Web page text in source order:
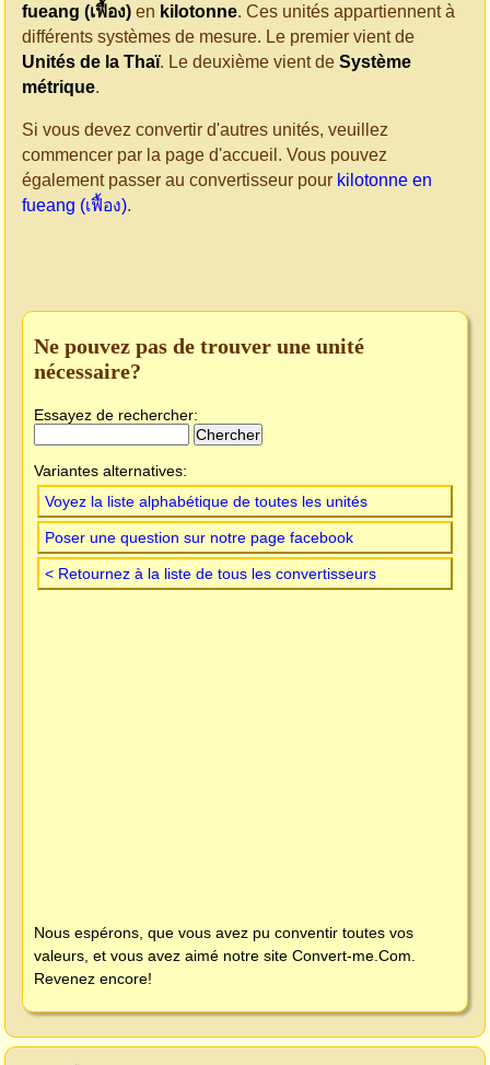
fueang (เฟื้อง) en kilotonne. Ces unités appartiennent à
différents systèmes de mesure. Le premier vient de
Unités de la Thaï. Le deuxième vient de Système
métrique.
Si vous devez convertir d'autres unités, veuillez
commencer par la page d'accueil. Vous pouvez
également passer au convertisseur pour kilotonne en
fueang (เฟื้อง).
Ne pouvez pas de trouver une unité
nécessaire?
Essayez de rechercher:
Variantes alternatives:
Voyez la liste alphabétique de toutes les unités
Poser une question sur notre page facebook
< Retournez à la liste de tous les convertisseurs
Nous espérons, que vous avez pu conventir toutes vos
valeurs, et vous avez aimé notre site Convert-me.Com
Revenez encore!